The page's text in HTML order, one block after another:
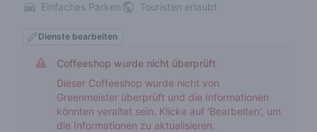
Einfaches Parken
Touristen erlaubt
Dienste bearbeiten
Coffeeshop wurde nicht überprüft
Dieser Coffeeshop wurde nicht von
Greenmeister überprüft und die Informationen
könnten veraltet sein. Klicke auf 'Bearbeiten', um
die Informationen zu aktualisieren.